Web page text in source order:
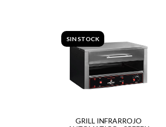
SIN STOCK
GRILL INFRARROJO